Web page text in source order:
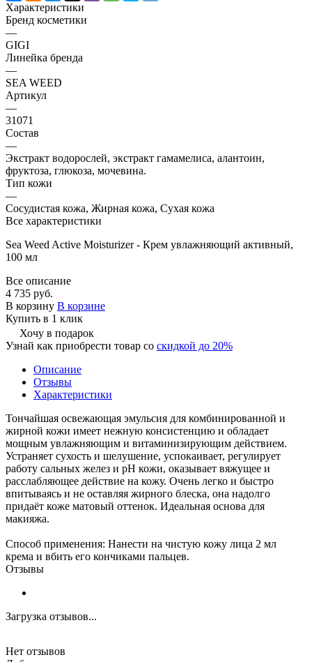
Характеристики
Бренд косметики
—
GIGI
Линейка бренда
—
SEA WEED
Артикул
—
31071
Состав
—
Экстракт водорослей, экстракт гамамелиса, алантоин,
фруктоза, глюкоза, мочевина.
Тип кожи
—
Сосудистая кожа, Жирная кожа, Сухая кожа
Все характеристики
Sea Weed Active Moisturizer - Крем увлажняющий активный,
100 мл
Все описание
4 735 руб.
В корзину В корзине
Купить в 1 клик
Хочу в подарок
Узнай как приобрести товар со скидкой до 20%
Описание
Отзывы
Характеристики
Тончайшая освежающая эмульсия для комбинированной и
жирной кожи имеет нежную консистенцию и обладает
мощным увлажняющим и витаминизирующим действием.
Устраняет сухость и шелушение, успокаивает, регулирует
работу сальных желез и рН кожи, оказывает вяжущее и
расслабляющее действие на кожу. Очень легко и быстро
впитываясь и не оставляя жирного блеска, она надолго
придаёт коже матовый оттенок. Идеальная основа для
макияжа.
Способ применения: Нанести на чистую кожу лица 2 мл
крема и вбить его кончиками пальцев.
Отзывы
Загрузка отзывов...
Нет отзывов